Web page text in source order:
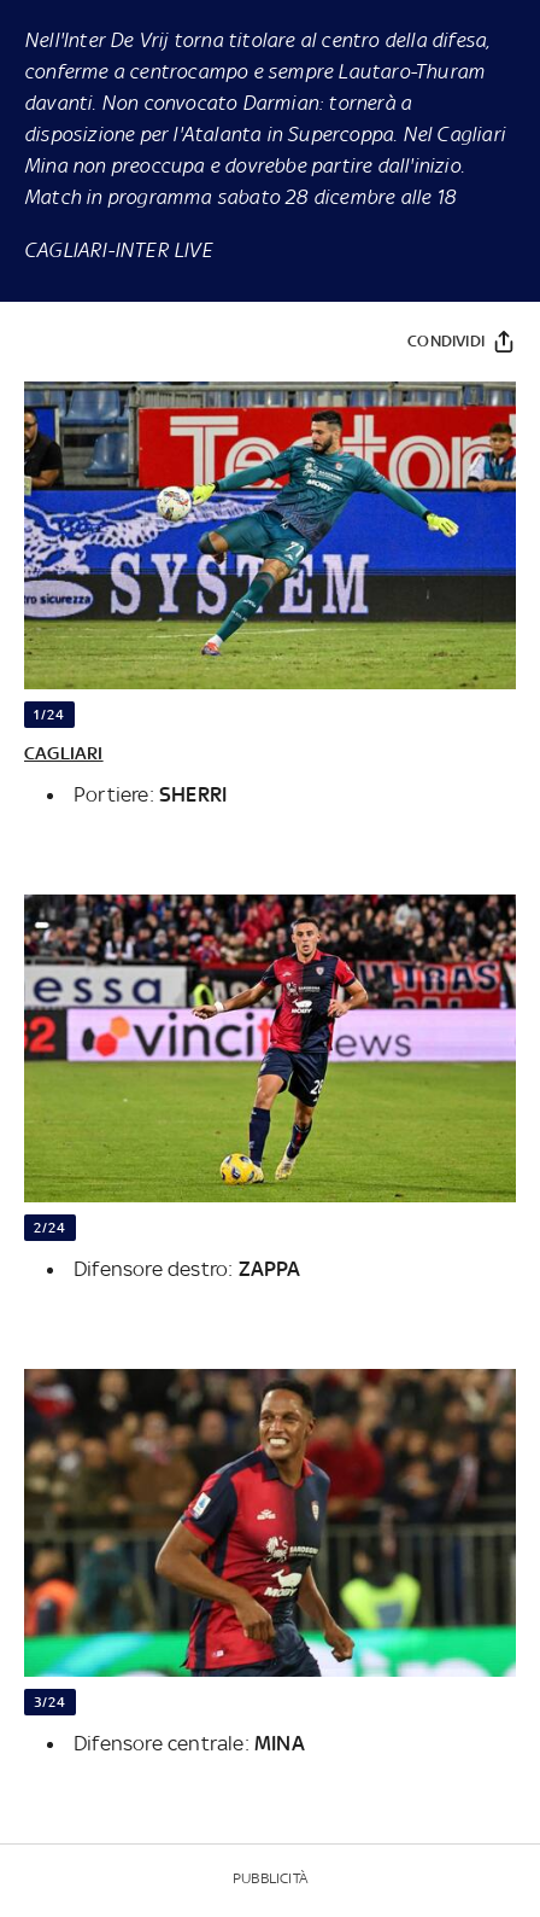
Nell'Inter De Vrij torna titolare al centro della difesa,
conferme a centrocampo e sempre Lautaro-Thuram
davanti. Non convocato Darmian: tornerà a
disposizione per l'Atalanta in Supercoppa. Nel Cagliari
Mina non preoccupa e dovrebbe partire dall'inizio.
Match in programma sabato 28 dicembre alle 18
CAGLIARI-INTER LIVE
CONDIVIDI
1/24
CAGLIARI
Portiere: SHERRI
2/24
Difensore destro: ZAPPA
3/24
Difensore centrale: MINA
PUBBLICITÀ